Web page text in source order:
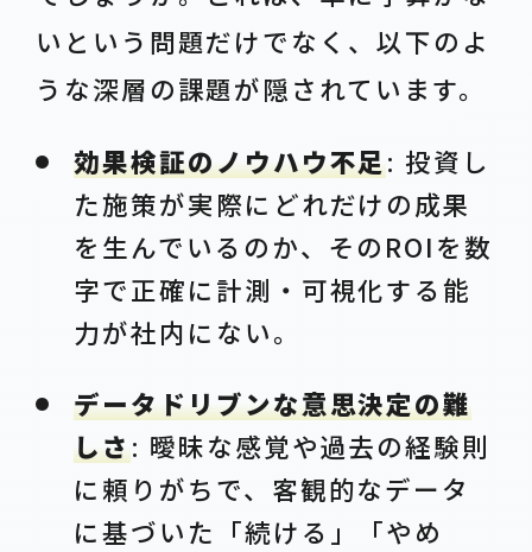
いという問題だけでなく、以下のよ
うな深層の課題が隠されています。
効果検証のノウハウ不足: 投資し
た施策が実際にどれだけの成果
を生んでいるのか、そのROIを数
字で正確に計測・可視化する能
力が社内にない。
データドリブンな意思決定の難
しさ: 曖昧な感覚や過去の経験則
に頼りがちで、客観的なデータ
に基づいた「続ける」「やめ